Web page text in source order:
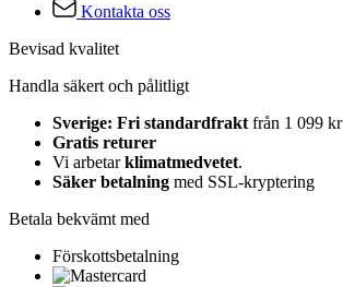
Kontakta oss
Bevisad kvalitet
Handla säkert och pålitligt
Sverige: Fri standardfrakt från 1 099 kr
Gratis returer
Vi arbetarklimatmedvetet.
Säker betalning med SSL-kryptering
Betala bekvämt med
Förskottsbetalning